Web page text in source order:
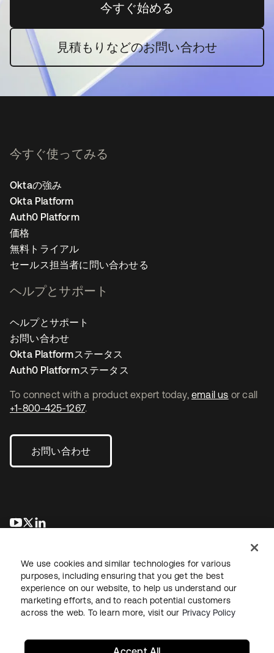
今すぐ始める新しいタブで開く
見積もりなどのお問い合わせ
To connect with a product expert today, email us or call
+1-800-425-1267.
お問い合わせ
新しいタブで開く
新しいタブで開く
今すぐ使ってみる
Oktaの強み
Okta Platform
Auth0 Platform
価格
無料トライアル
セールス担当者に問い合わせる
ヘルプとサポート
ヘルプとサポート
お問い合わせ
Okta Platformステータス
Auth0 Platformステータス
法務プライバシーポリシーサイト利用規約セキュリティ
We use cookies and similar technologies for various
purposes, including ensuring that you get the best
experience on our website, to help us understand our
marketing efforts, and to reach potential customers
across the web. To learn more, visit our Privacy Policy